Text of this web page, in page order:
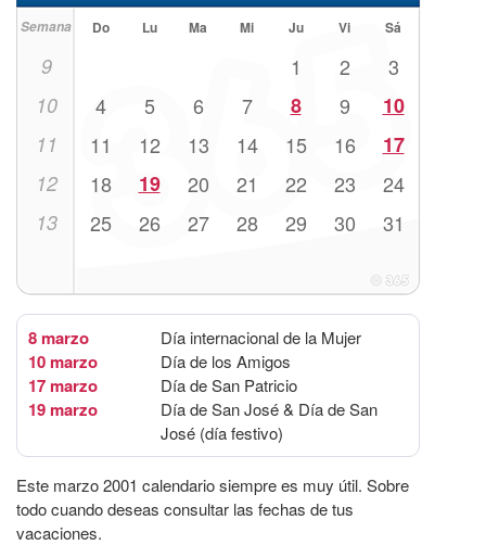
Semana Do Lu Ma Mi Ju Vi Sá
9 1 2 3
10 4 5 6 7 8 9 10
11 11 12 13 14 15 16 17
12 18 19 20 21 22 23 24
13 25 26 27 28 29 30 31
8 marzo Día internacional de la Mujer
10 marzo Día de los Amigos
17 marzo Día de San Patricio
19 marzo
Día de San José & Día de San
José (día festivo)
Este marzo 2001 calendario siempre es muy útil. Sobre
todo cuando deseas consultar las fechas de tus
vacaciones.